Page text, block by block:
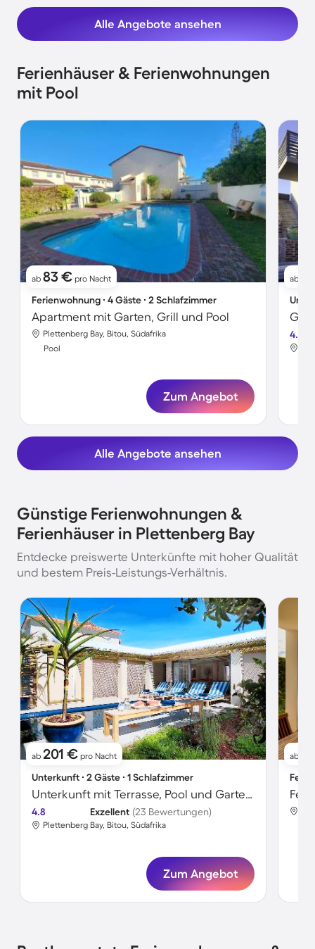
Alle Angebote ansehen
Ferienhäuser & Ferienwohnungen
mit Pool
ab 83 € pro Nacht
Ferienwohnung ∙ 4 Gäste ∙ 2 Schlafzimmer
Apartment mit Garten, Grill und Pool
Plettenberg Bay, Bitou, Südafrika
Pool
Zum Angebot
ab
4.8
Alle Angebote ansehen
Günstige Ferienwohnungen &
Ferienhäuser in Plettenberg Bay
Entdecke preiswerte Unterkünfte mit hoher Qualität
und bestem Preis-Leistungs-Verhältnis.
ab 201 € pro Nacht
Unterkunft ∙ 2 Gäste ∙ 1 Schlafzimmer
Unterkunft mit Terrasse, Pool und Garten | Gartenblick
4.8 Exzellent (23 Bewertungen)
Plettenberg Bay, Bitou, Südafrika
Zum Angebot
ab